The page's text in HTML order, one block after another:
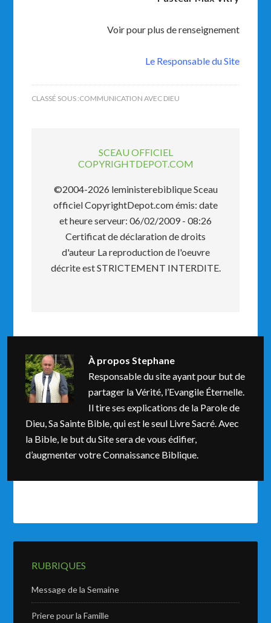
Voir pour plus de renseignement
Le Responsable du Site
CLASSÉ SOUS :COMMUNICATION AVEC DIEU
SCEAU OFFICIEL
COPYRIGHTDEPOT.COM
©2004-2026 leministerebiblique Sceau
officiel CopyrightDepot.com émis: date
et heure serveur: 06/02/2009 - 08:26
Certificat de déclaration de droits
d'auteur La reproduction de l'oeuvre
décrite est STRICTEMENT INTERDITE.
À proposStephane
Responsable du site ayant pour but de
partager la Vérité, l’Evangile Éternelle.
Il tire ses explications de la Parole de
Dieu, Sa Sainte Bible, qui est le seul Livre Sacré. Avec
la Bible, le but du Site sera de vous édifier,
d’augmenter votre Connaissance Biblique.
RUBRIQUES
Message de la Semaine
Priere pour la Famille